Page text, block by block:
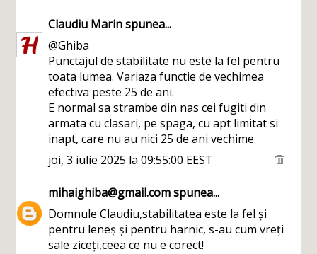
Claudiu Marinspunea...
@Ghiba
Punctajul de stabilitate nu este la fel pentru
toata lumea. Variaza functie de vechimea
efectiva peste 25 de ani.
E normal sa strambe din nas cei fugiti din
armata cu clasari, pe spaga, cu apt limitat si
inapt, care nu au nici 25 de ani vechime.
joi, 3 iulie 2025 la 09:55:00 EEST
mihaighiba@gmail.comspunea...
Domnule Claudiu,stabilitatea este la fel și
pentru leneș și pentru harnic, s-au cum vreți
sale ziceți,ceea ce nu e corect!